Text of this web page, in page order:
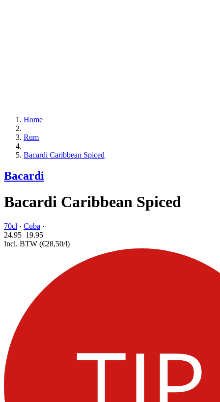
Home
Rum
Bacardi Caribbean Spiced
Bacardi
Bacardi Caribbean Spiced
70cl · Cuba ·
24.95 19.95
Incl. BTW (€28,50/l)